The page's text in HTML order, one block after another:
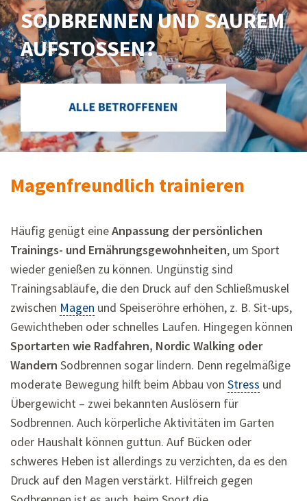
SODBRENNEN UND SAUREM
AUFSTOSSEN?
Magenfreundlich trainieren
Häufig genügt eineAnpassung der persönlichen
Trainings- und Ernährungsgewohnheiten, um Sport
wieder genießen zu können. Ungünstig sind
Trainingsabläufe, die den Druck auf den Schließmuskel
zwischen Magen und Speiseröhre erhöhen, z. B. Sit-ups,
Gewichtheben oder schnelles Laufen. Hingegen können
Sportarten wie Radfahren, Nordic Walking oder
Wandern Sodbrennen sogar lindern. Denn regelmäßige
moderate Bewegung hilft beim Abbau von Stress und
Übergewicht – zwei bekannten Auslösern für
Sodbrennen. Auch körperliche Aktivitäten im Garten
oder Haushalt können guttun. Auf Bücken oder
schweres Heben ist allerdings zu verzichten, da es den
Druck auf den Magen verstärkt. Hilfreich gegen